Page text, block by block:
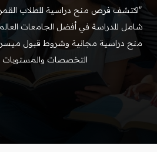
"اكتشف فرص منح دراسية للطلاب
شامل للدراسة في أفضل الجامعات
منح دراسية مجانية وشروط قبول
التخصصات والمستويات